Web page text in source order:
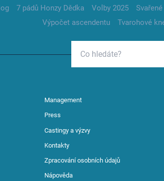
7 pádů Honzy Dědka Volby 2025
Výpočet ascendentu
Tvarohové
Management
Press
Castingy a výzvy
Kontakty
Zpracování osobních údajů
Nápověda